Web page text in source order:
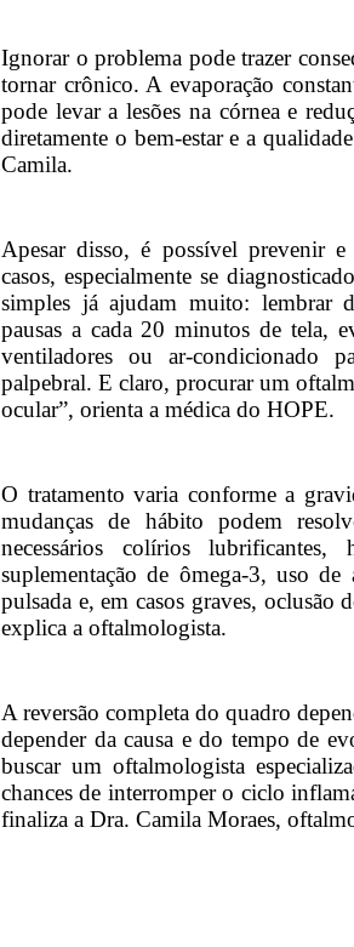
Ignorar o problema pode trazer
tornar crônico. A evaporação
pode levar a lesões na córnea e
diretamente o bem-estar e a
Camila.
Apesar disso, é possível prevenir
casos, especialmente se
simples já ajudam muito: lembrar
pausas a cada 20 minutos de tela,
ventiladores ou ar-condicionado
palpebral. E claro, procurar um
ocular”, orienta a médica do HOPE.
O tratamento varia conforme a
mudanças de hábito podem
necessários colírios
suplementação de ômega-3, uso
pulsada e, em casos graves, oclusão
explica a oftalmologista.
A reversão completa do quadro
depender da causa e do tempo de
buscar um oftalmologista
chances de interromper o ciclo
finaliza a Dra. Camila Moraes,